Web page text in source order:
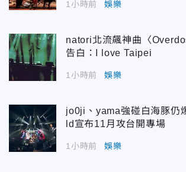
1小時前 娛樂
natori北流飆神曲〈
告白：I love Taipei
1小時前 娛樂
jo0ji、yama強碰白海豚
ld宣布11月攻台開專場
1小時前 娛樂